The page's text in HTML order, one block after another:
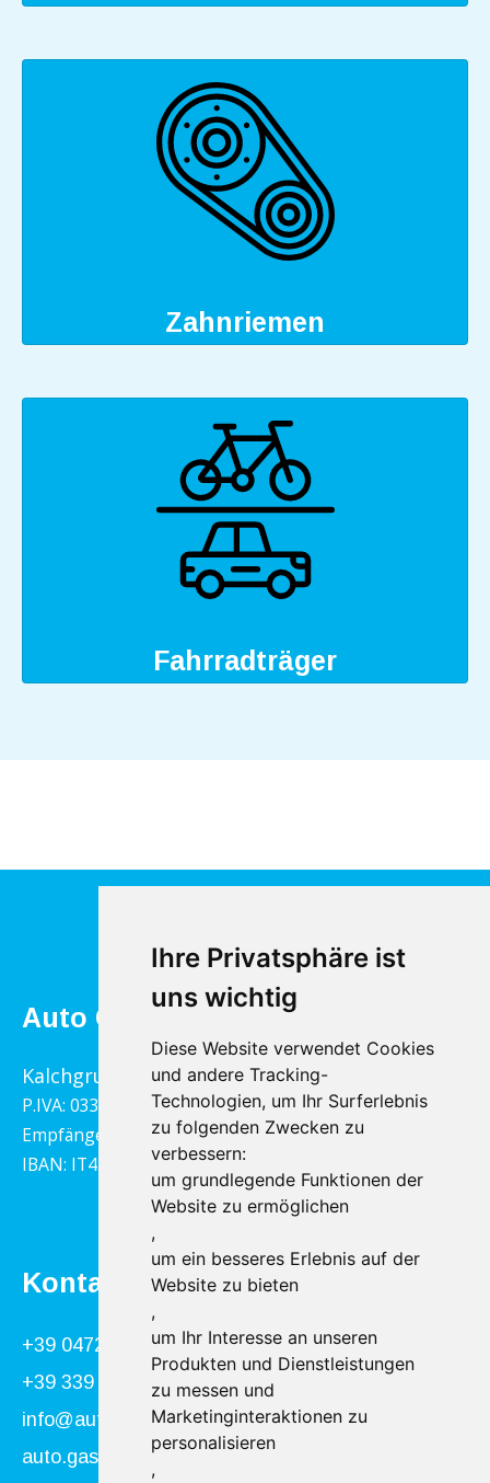
Ihre Privatsphäre ist
uns wichtig
Diese Website verwendet Cookies
und andere Tracking-
Technologien, um Ihr Surferlebnis
zu folgenden Zwecken zu
verbessern:
um grundlegende Funktionen der
Website zu ermöglichen
,
um ein besseres Erlebnis auf der
Website zu bieten
,
um Ihr Interesse an unseren
Produkten und Dienstleistungen
zu messen und
Marketinginteraktionen zu
personalisieren
,
Zahnriemen
Fahrradträger
Auto Gasser Hannes GmbH
Kalchgrube 14, 39040 Villanders
P.IVA: 03322790217
Empfängercodex: 1YY4LRX
IBAN: IT45B0811359140000302001543
Kontakt
+39 0472 866034
+39 339 840 9955
info@autogasser.it
auto.gasser@secure-pec.it